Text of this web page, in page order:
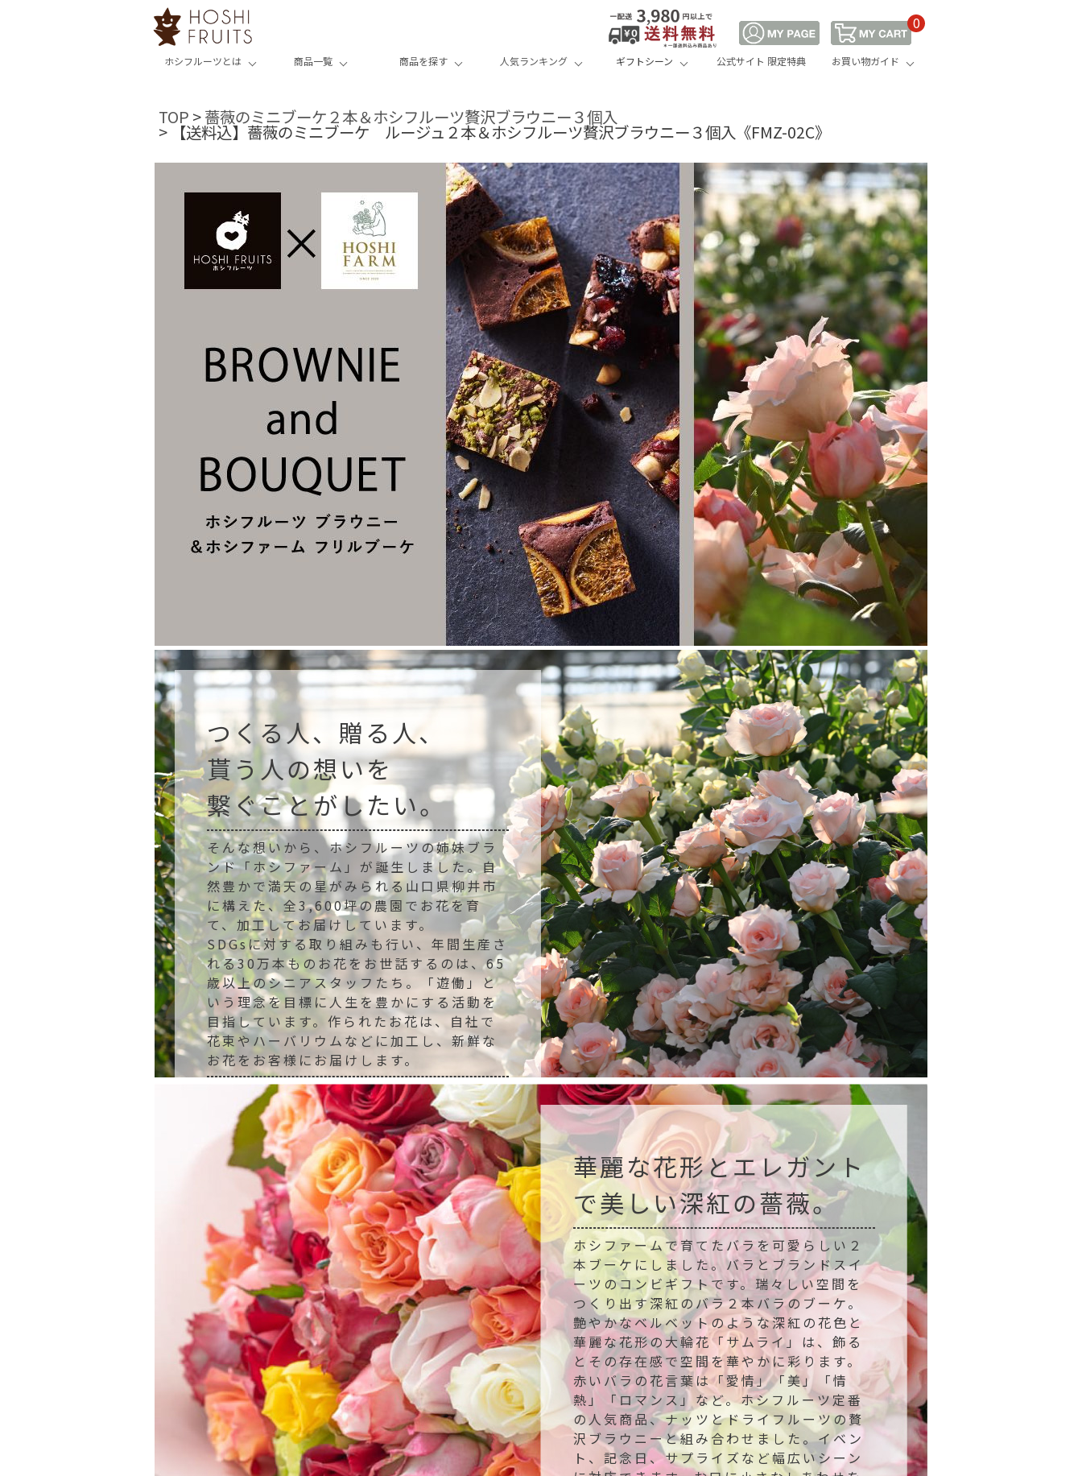
0
ホシフルーツとは 商品一覧 商品を探す 人気ランキング ギフトシーン 公式サイト 限定特典 お買い物ガイド
TOP 薔薇のミニブーケ２本＆ホシフルーツ贅沢ブラウニー３個入
【送料込】薔薇のミニブーケ ルージュ２本＆ホシフルーツ贅沢ブラウニー３個入《FMZ-02C》
つくる人、贈る人、
貰う人の想いを
繋ぐことがしたい。
そんな想いから、ホシフルーツの姉妹ブラ
ンド「ホシファーム」が誕生しました。自
然豊かで満天の星がみられる山口県柳井市
に構えた、全3,600坪の農園でお花を育
て、加工してお届けしています。
SDGsに対する取り組みも行い、年間生産さ
れる30万本ものお花をお世話するのは、65
歳以上のシニアスタッフたち。「遊働」と
いう理念を目標に人生を豊かにする活動を
目指しています。作られたお花は、自社で
花束やハーバリウムなどに加工し、新鮮な
お花をお客様にお届けします。
華麗な花形とエレガント
で美しい深紅の薔薇。
ホシファームで育てたバラを可愛らしい２
本ブーケにしました。バラとブランドスイ
ーツのコンビギフトです。瑞々しい空間を
つくり出す深紅のバラ２本バラのブーケ。
艶やかなベルベットのような深紅の花色と
華麗な花形の大輪花「サムライ」は、飾る
とその存在感で空間を華やかに彩ります。
赤いバラの花言葉は「愛情」「美」「情
熱」「ロマンス」など。ホシフルーツ定番
の人気商品、ナッツとドライフルーツの贅
沢ブラウニーと組み合わせました。イベン
ト、記念日、サプライズなど幅広いシーン